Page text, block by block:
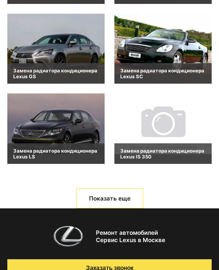
Замена радиатора кондиционера
Lexus GS
Замена радиатора кондиционера
Lexus SC
Замена радиатора кондиционера
Lexus LS
Замена радиатора кондиционера
Lexus IS 350
Показать еще
Ремонт автомобилей
Сервис Lexus в Москве
Заказать звонок